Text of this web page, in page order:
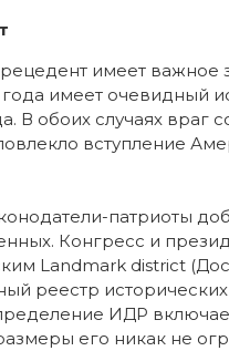
имеет
года имеет очевидный
В обоих случаях
вступление
патриоты
Конгресс и
Landmark district
реестр
ИДР
его никак не